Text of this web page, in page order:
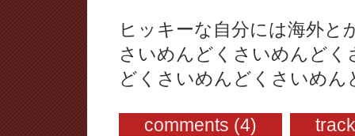
ヒッキーな自分には海外
さいめんどくさいめんど
どくさいめんどくさいめん
comments (4)